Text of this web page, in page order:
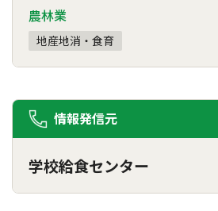
農林業
地産地消・食育
情報発信元
学校給食センター